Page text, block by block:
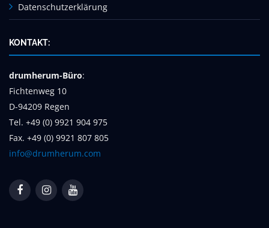
Datenschutzerklärung
KONTAKT:
drumherum-Büro:
Fichtenweg 10
D-94209 Regen
Tel. +49 (0) 9921 904 975
Fax. +49 (0) 9921 807 805
info@drumherum.com